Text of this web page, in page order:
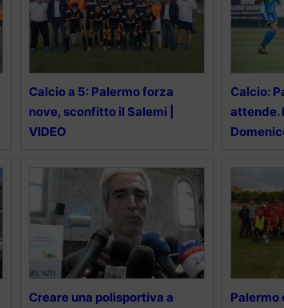
Calcio a 5: Palermo forza
nove, sconfitto il Salemi |
VIDEO
Calcio:
attende.
Creare una polisportiva a
Palermo